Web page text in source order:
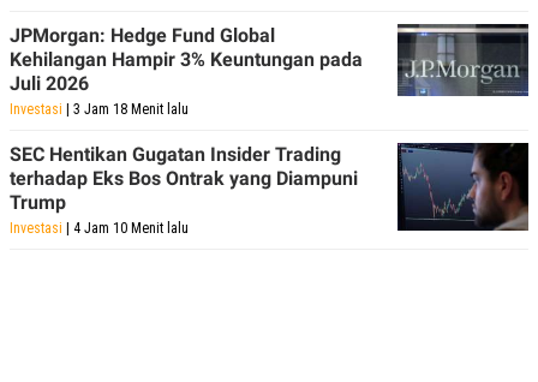
JPMorgan: Hedge Fund Global
Kehilangan Hampir 3% Keuntungan pada
Juli 2026
Investasi | 3 Jam 18 Menit lalu
SEC Hentikan Gugatan Insider Trading
terhadap Eks Bos Ontrak yang Diampuni
Trump
Investasi | 4 Jam 10 Menit lalu